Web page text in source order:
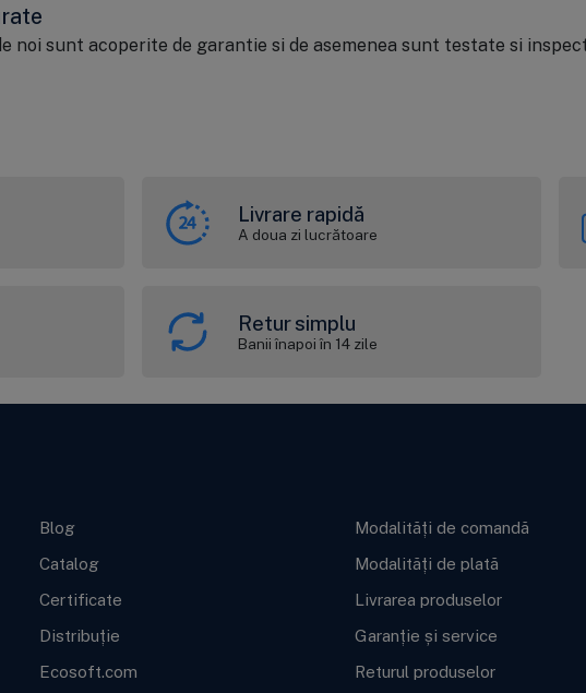
noi sunt acoperite de garantie si de asemenea sunt testate si
Livrare rapidă
A doua zi lucrătoare
Retur simplu
Banii înapoi în 14 zile
Blog
Catalog
Certificate
Distribuție
Ecosoft.com
Modalități de comandă
Modalități de plată
Livrarea produselor
Garanție și service
Returul produselor